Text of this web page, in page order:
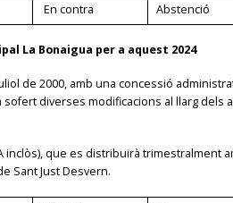
En contra Abstenció
La Bonaigua per a aquest 2024
de 2000, amb una concessió
sofert diverses modificacions al llarg
inclòs), que es distribuirà
Sant Just Desvern.